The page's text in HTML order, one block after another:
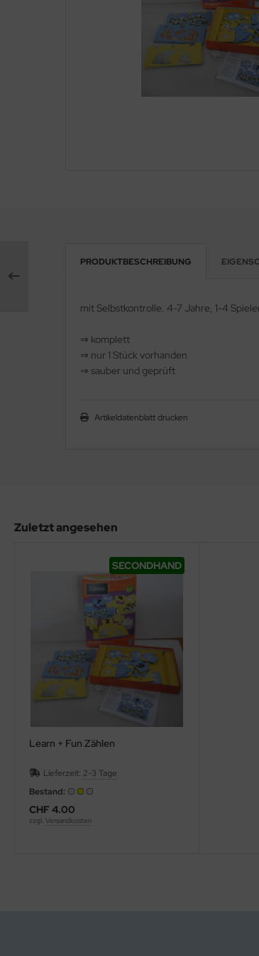
PRODUKTBESCHREIBUNG
mit Selbstkontrolle. 4-7 Jahre, 1-4
⇒ komplett
⇒ nur 1 Stück vorhanden
⇒ sauber und geprüft
Artikeldatenblatt drucken
Zuletzt angesehen
SECONDHAND
Learn + Fun Zählen
Lieferzeit: 2-3 Tage
Bestand:
CHF 4.00
zzgl. Versandkosten